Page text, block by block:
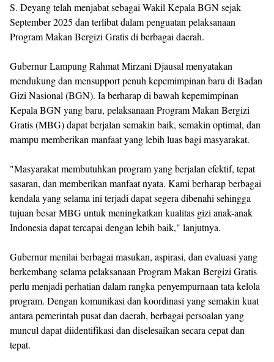
S. Deyang telah menjabat sebagai Wakil Kepala BGN sejak
September 2025 dan terlibat dalam penguatan pelaksanaan
Program Makan Bergizi Gratis di berbagai daerah.
Gubernur Lampung Rahmat Mirzani Djausal menyatakan
mendukung dan mensupport penuh kepemimpinan baru di Badan
Gizi Nasional (BGN). Ia berharap di bawah kepemimpinan
Kepala BGN yang baru, pelaksanaan Program Makan Bergizi
Gratis (MBG) dapat berjalan semakin baik, semakin optimal, dan
mampu memberikan manfaat yang lebih luas bagi masyarakat.
"Masyarakat membutuhkan program yang berjalan efektif, tepat
sasaran, dan memberikan manfaat nyata. Kami berharap berbagai
kendala yang selama ini terjadi dapat segera dibenahi sehingga
tujuan besar MBG untuk meningkatkan kualitas gizi anak-anak
Indonesia dapat tercapai dengan lebih baik," lanjutnya.
Gubernur menilai berbagai masukan, aspirasi, dan evaluasi yang
berkembang selama pelaksanaan Program Makan Bergizi Gratis
perlu menjadi perhatian dalam rangka penyempurnaan tata kelola
program. Dengan komunikasi dan koordinasi yang semakin kuat
antara pemerintah pusat dan daerah, berbagai persoalan yang
muncul dapat diidentifikasi dan diselesaikan secara cepat dan
tepat.